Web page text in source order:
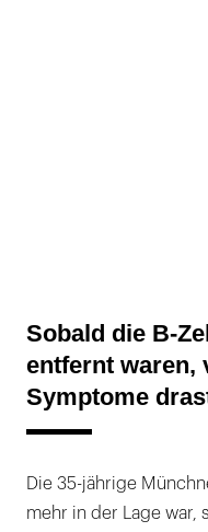
Sobald die B-
entfernt waren,
Symptome
Die 35-jährige
mehr in der Lage war,